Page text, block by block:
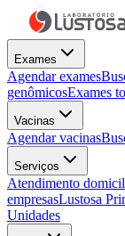
Exames
Agendar exames
genômicosExames
Vacinas
Agendar vacinas
Serviços
Atendimento
empresasLustosa
Unidades